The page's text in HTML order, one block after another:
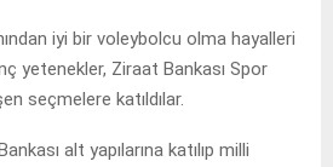
iyi bir voleybolcu olma hayalleri
yetenekler, Ziraat Bankası Spor
seçmelere katıldılar.
alt yapılarına katılıp milli